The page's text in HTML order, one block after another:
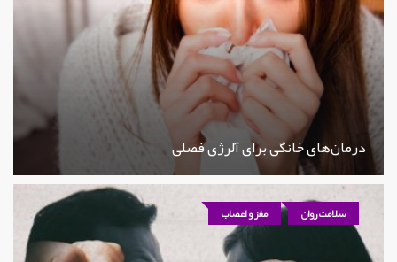
درمان‌های خانگی برای آلرژی فصلی
سلامت روان مغز و اعصاب